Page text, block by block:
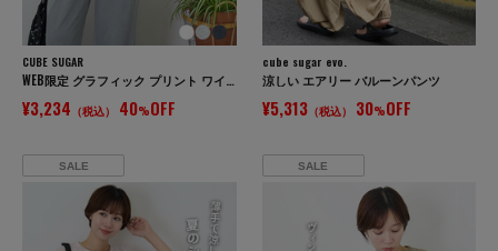
CUBE SUGAR
WEB限定 グラフィック プリント ワイド Tシャツ
¥3,234 （税込） 40%OFF
cube sugar evo.
涼しい エアリー バルーンパンツ
¥5,313（税込） 30%OFF
SALE SALE